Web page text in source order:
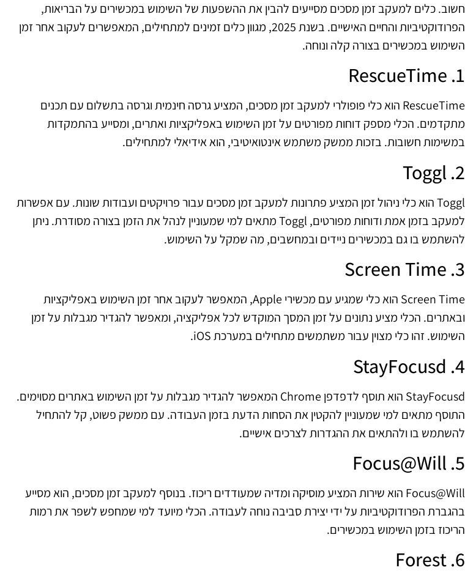
חשוב. כלים למעקב זמן מסכים מסייעים להבין את ההשפעות של השימוש במכשירים על הבריאות,
הפרודוקטיביות והחיים האישיים. בשנת 2025, מגוון כלים זמינים למתחילים, המאפשרים לעקוב אחר זמן
השימוש במכשירים בצורה קלה ונוחה.
1. RescueTime
RescueTime הוא כלי פופולרי למעקב זמן מסכים, המציע גרסה חינמית וגרסה בתשלום עם תכנים
מתקדמים. הכלי מספק דוחות מפורטים על זמן השימוש באפליקציות ואתרים, ומסייע בהתמקדות
במשימות חשובות. בזכות ממשק משתמש אינטואיטיבי, הוא אידיאלי למתחילים.
2. Toggl
Toggl הוא כלי ניהול זמן המציע פתרונות למעקב זמן מסכים עבור פרויקטים ועבודות שונות. עם אפשרות
למעקב בזמן אמת ודוחות מפורטים, Toggl מתאים למי שמעוניין לנהל את הזמן בצורה מסודרת. ניתן
להשתמש בו גם במכשירים ניידים ובמחשבים, מה שמקל על השימוש.
3. Screen Time
Screen Time הוא כלי שמגיע עם מכשירי Apple, המאפשר לעקוב אחר זמן השימוש באפליקציות
ובאתרים. הכלי מציע נתונים על זמן המסך המוקדש לכל אפליקציה, ומאפשר להגדיר מגבלות על זמן
השימוש. זהו כלי מצוין עבור משתמשים מתחילים במערכת iOS.
4. StayFocusd
StayFocusd הוא תוסף לדפדפן Chrome המאפשר להגדיר מגבלות על זמן השימוש באתרים מסוימים.
התוסף מתאים למי שמעוניין להקטין את הסחות הדעת בזמן העבודה. עם ממשק פשוט, קל להתחיל
להשתמש בו ולהתאים את ההגדרות לצרכים אישיים.
5. Focus@Will
Focus@Will הוא שירות המציע מוסיקה ומדיה שמעודדים ריכוז. בנוסף למעקב זמן מסכים, הוא מסייע
בהגברת הפרודוקטיביות על ידי יצירת סביבה נוחה לעבודה. הכלי מיועד למי שמחפש לשפר את רמות
הריכוז בזמן השימוש במכשירים.
6. Forest